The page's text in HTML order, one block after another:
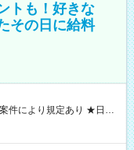
トも！好きな
その日に給料
現金GET♪ お仕事後はコ
用期間】試